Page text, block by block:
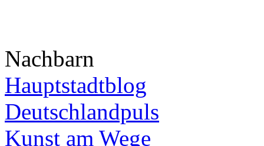
Nachbarn
Hauptstadtblog
Deutschlandpuls
Kunst am Wege